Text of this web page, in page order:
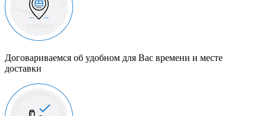
Договариваемся об удобном для Вас времени и месте
доставки